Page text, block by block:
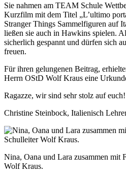
Sie nahmen am TEAM Schule
Kurzfilm mit dem Titel „L’ultimo
Stranger Things Sammelfiguren auf
ließen sie auch in Hawkins spielen.
sicherlich gespannt und dürfen sich
freuen.
Für ihren gelungenen Beitrag,
Herrn OStD Wolf Kraus eine
Ragazze, wir sind sehr stolz auf euch!
Christine Steinbock, Italienisch
Rasterbild
Bildunterschrift
Nina, Oana und Lara zusammen mit
Wolf Kraus.